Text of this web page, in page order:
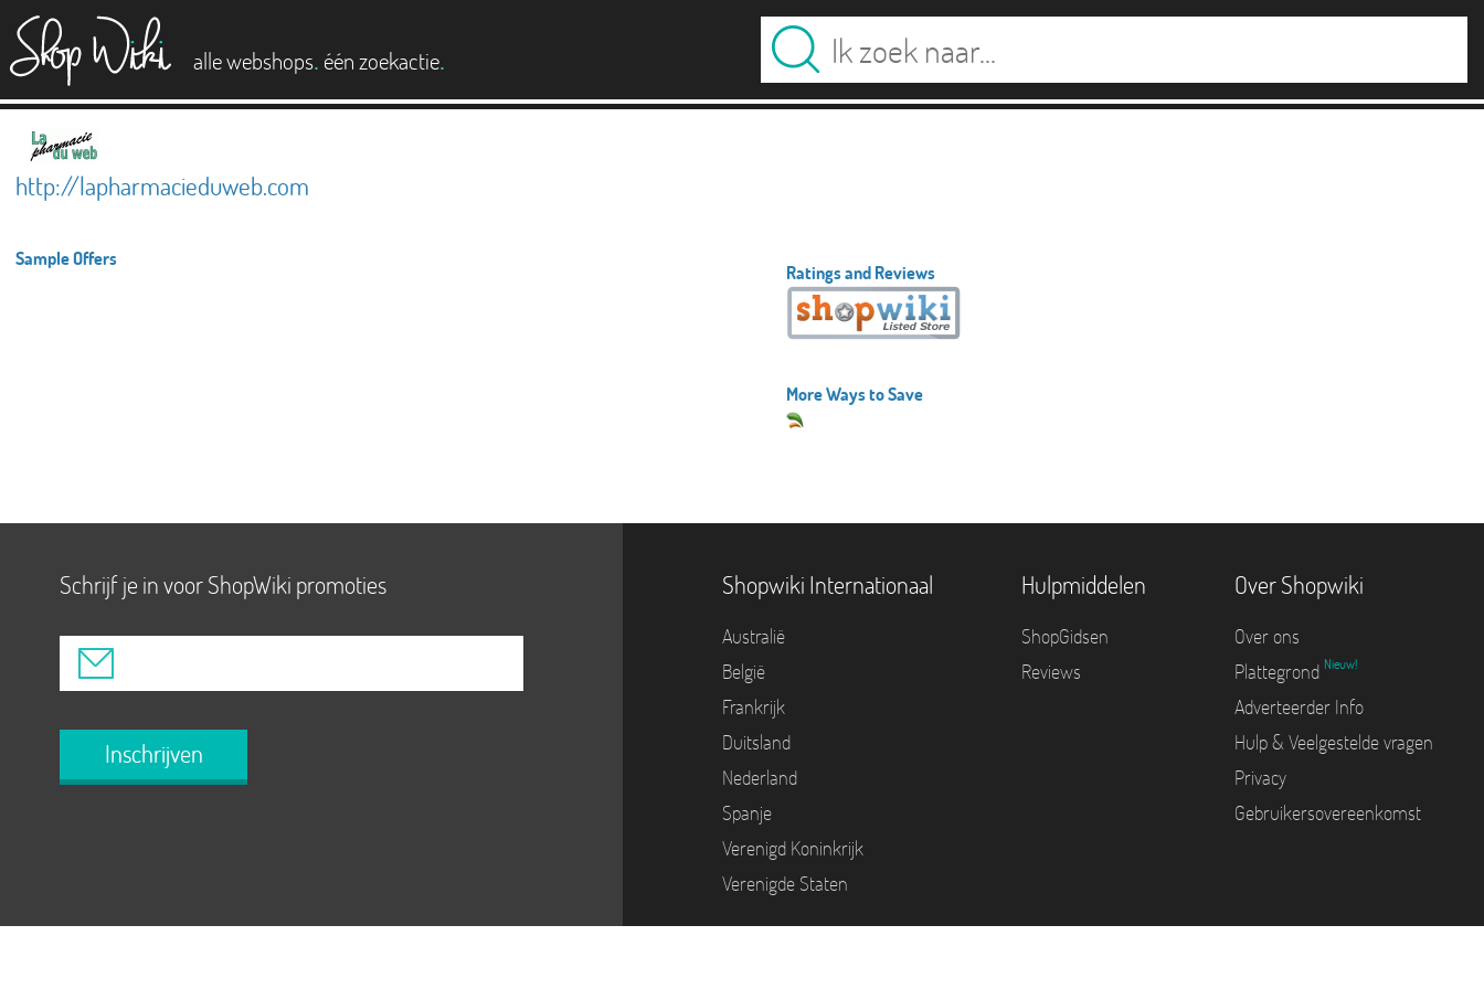
alle webshops. één zoekactie.
http://lapharmacieduweb.com
Sample Offers
Ratings and Reviews
More Ways to Save
Schrijf je in voor ShopWiki promoties
Inschrijven
Shopwiki Internationaal
Australië
België
Frankrijk
Duitsland
Nederland
Spanje
Verenigd Koninkrijk
Verenigde Staten
Hulpmiddelen
ShopGidsen
Reviews
Over Shopwiki
Over ons
Plattegrond Nieuw!
Adverteerder Info
Hulp & Veelgestelde vragen
Privacy
Gebruikersovereenkomst